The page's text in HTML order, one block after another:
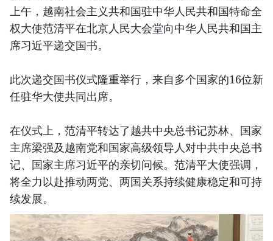
上午，越南社会主义共和国驻中华人民共和国特命全
权大使范清平在北京人民大会堂向中华人民共和国主
席习近平递交国书。
此次递交国书仪式隆重举行，来自多个国家的16位新
任驻华大使共同出席。
在仪式上，范清平转达了越共中央总书记苏林、国家
主席梁强及越南党和国家高级领导人对中共中央总书
记、国家主席习近平的亲切问候。范清平大使强调，
将全力以赴推动两党、两国关系持续健康稳定和可持
续发展。